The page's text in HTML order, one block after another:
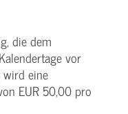
die dem
vor
eine
EUR 50,00 pro